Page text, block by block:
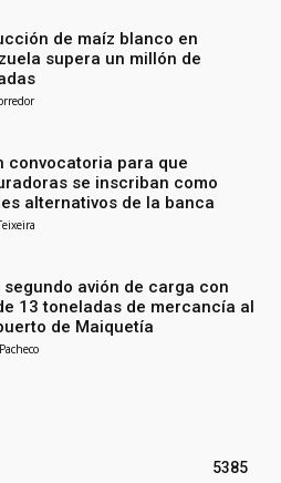
de maíz blanco en
supera un millón de
convocatoria para que
se inscriban como
alternativos de la banca
segundo avión de carga con
13 toneladas de mercancía al
de Maiquetía
5385